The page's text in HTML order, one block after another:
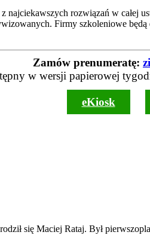
najciekawszych rozwiązań w całej
Firmy szkoleniowe
Zamów prenumeratę:
w wersji papierowej
eKiosk
się Maciej Rataj. Był